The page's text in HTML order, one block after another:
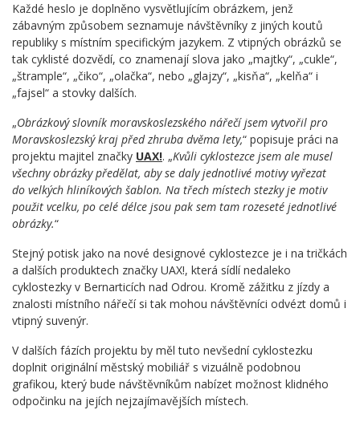
Každé heslo je doplněno vysvětlujícím obrázkem, jenž
zábavným způsobem seznamuje návštěvníky z jiných koutů
republiky s místním specifickým jazykem. Z vtipných obrázků se
tak cyklisté dozvědí, co znamenají slova jako „majtky“, „cukle“,
„štrample“, „čiko“, „olačka“, nebo „glajzy“, „kisňa“, „kelňa“ i
„fajsel“ a stovky dalších.
„Obrázkový slovník moravskoslezského nářečí jsem vytvořil pro
Moravskoslezský kraj před zhruba dvěma lety,“ popisuje práci na
projektu majitel značky UAX!. „Kvůli cyklostezce jsem ale musel
všechny obrázky předělat, aby se daly jednotlivé motivy vyřezat
do velkých hliníkových šablon. Na třech místech stezky je motiv
použit vcelku, po celé délce jsou pak sem tam rozeseté jednotlivé
obrázky.“
Stejný potisk jako na nové designové cyklostezce je i na tričkách
a dalších produktech značky UAX!, která sídlí nedaleko
cyklostezky v Bernarticích nad Odrou. Kromě zážitku z jízdy a
znalosti místního nářečí si tak mohou návštěvníci odvézt domů i
vtipný suvenýr.
V dalších fázích projektu by měl tuto nevšední cyklostezku
doplnit originální městský mobiliář s vizuálně podobnou
grafikou, který bude návštěvníkům nabízet možnost klidného
odpočinku na jejích nejzajímavějších místech.